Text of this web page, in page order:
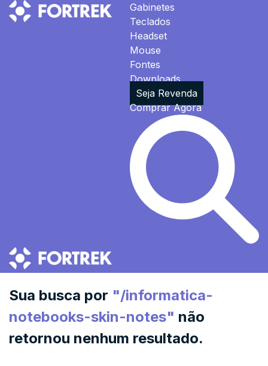
Gabinetes
Teclados
Headset
Mouse
Fontes
Downloads
Seja Revenda
Comprar Agora
Sua busca por "/informatica-
notebooks-skin-notes" não
retornou nenhum resultado.